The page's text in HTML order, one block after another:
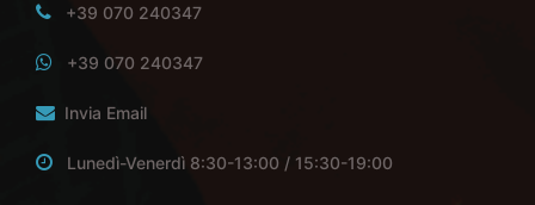
+39 070 240347
+39 070 240347
Invia Email
Lunedì-Venerdì 8:30-13:00 / 15:30-19:00